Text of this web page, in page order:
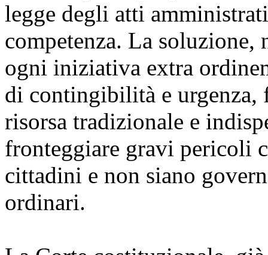
legge degli atti
competenza. La soluzione,
ogni iniziativa extra
di contingibilità e urgenza,
risorsa tradizionale e
fronteggiare gravi pericoli
cittadini e non siano
ordinari.